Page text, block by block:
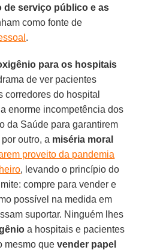
de serviço público e as
como fonte de
.
para os hospitais
de ver pacientes
corredores do hospital
enorme incompetência dos
da Saúde para garantirem
outro, a miséria moral
proveito da pandemia
, levando o princípio do
compre para vender e
possível na medida em
suportar. Ninguém lhes
a hospitais e pacientes
mesmo quevender papel